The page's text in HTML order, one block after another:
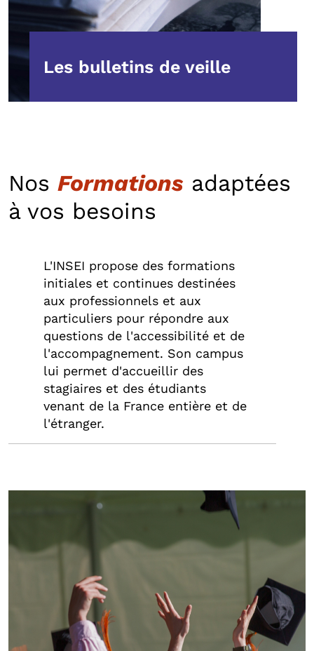
Les bulletins de veille
Nos Formations adaptées
à vos besoins
L'INSEI propose des formations
initiales et continues destinées
aux professionnels et aux
particuliers pour répondre aux
questions de l'accessibilité et de
l'accompagnement. Son campus
lui permet d'accueillir des
stagiaires et des étudiants
venant de la France entière et de
l'étranger.